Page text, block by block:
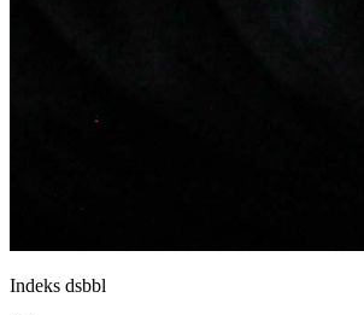
Indeks dsbbl